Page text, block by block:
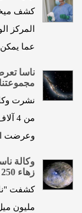
كشف
المركز
عما
ناسا
نشرت
من
وعرضت
وكالة
زهاء 250 مليون ميل عن الأرض
مليون